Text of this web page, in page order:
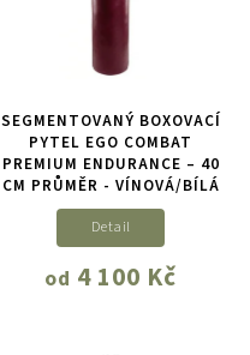
SEGMENTOVANÝ BOXOVACÍ
PYTEL EGO COMBAT
PREMIUM ENDURANCE – 40
CM PRŮMĚR - VÍNOVÁ/BÍLÁ
od 4 100 Kč
Detail